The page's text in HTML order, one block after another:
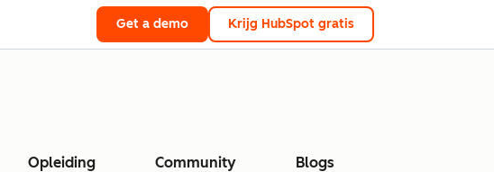
Get a demo Krijg HubSpot gratis
Opleiding Community Blogs